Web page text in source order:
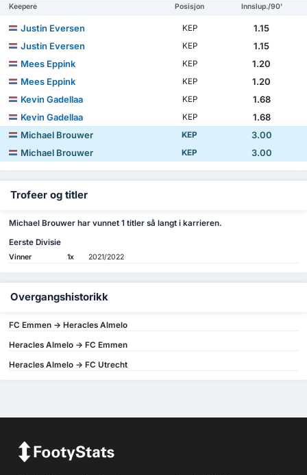
Keepere Posisjon Innslup./90'
Justin Eversen KEP
1.15
Justin Eversen
KEP
1.15
Mees Eppink
KEP
1.20
Mees Eppink
KEP
1.20
Kevin Gadellaa
KEP
1.68
Kevin Gadellaa
KEP
1.68
Michael Brouwer
KEP
3.00
Michael Brouwer
KEP 3.00
Trofeer og titler
Michael Brouwer har vunnet 1 titler så langt i karrieren.
Eerste Divisie
Vinner 1x 2021/2022
Overgangshistorikk
FC Emmen -> Heracles Almelo
Heracles Almelo -> FC Emmen
Heracles Almelo -> FC Utrecht